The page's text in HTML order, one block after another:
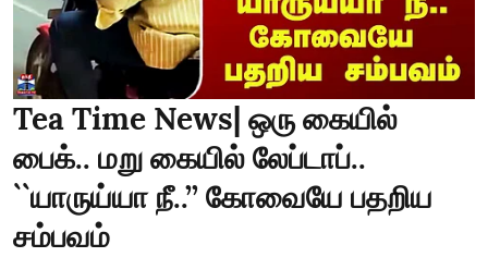
Tea Time News| ஒரு கையில்
பைக்.. மறு கையில் லேப்டாப்..
``யாருய்யா நீ..’’ கோவையே பதறிய
சம்பவம்